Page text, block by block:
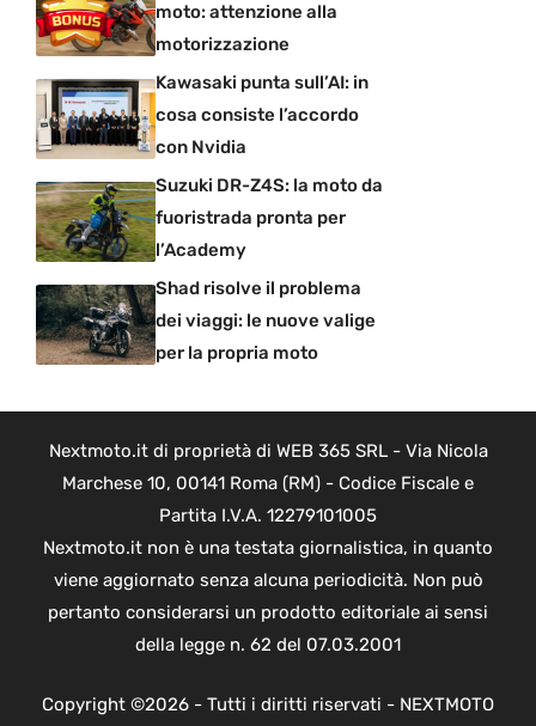
moto: attenzione alla
motorizzazione
Kawasaki punta sull’AI: in
cosa consiste l’accordo
con Nvidia
Suzuki DR-Z4S: la moto da
fuoristrada pronta per
l’Academy
Shad risolve il problema
dei viaggi: le nuove valige
per la propria moto
Nextmoto.it di proprietà di WEB 365 SRL - Via Nicola
Marchese 10, 00141 Roma (RM) - Codice Fiscale e
Partita I.V.A. 12279101005
Nextmoto.it non è una testata giornalistica, in quanto
viene aggiornato senza alcuna periodicità. Non può
pertanto considerarsi un prodotto editoriale ai sensi
della legge n. 62 del 07.03.2001
Copyright ©2026 - Tutti i diritti riservati - NEXTMOTO